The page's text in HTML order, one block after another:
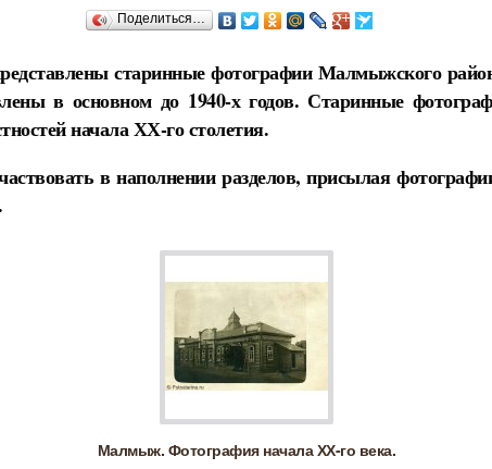
Поделиться…
старинные фотографии Малмыжского
в основном до 1940-х годов. Старинные
начала ХХ-го столетия.
в наполнении разделов, присылая
Малмыж. Фотография начала ХХ-го века.